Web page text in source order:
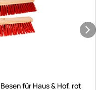
für Haus & Hof, rot